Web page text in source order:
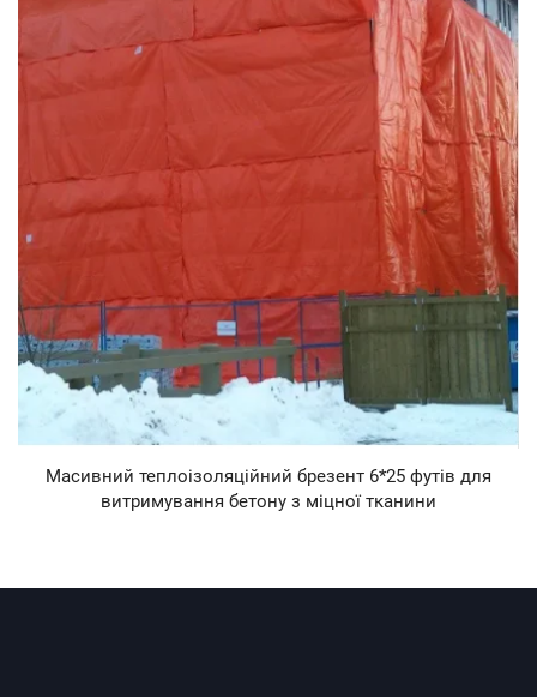
Масивний теплоізоляційний брезент 6*25 футів для
витримування бетону з міцної тканини